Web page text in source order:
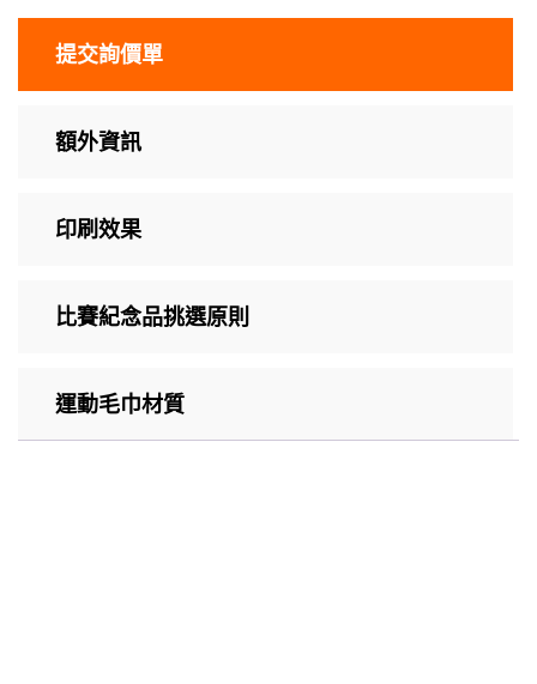
提交詢價單
額外資訊
印刷效果
比賽紀念品挑選原則
運動毛巾材質